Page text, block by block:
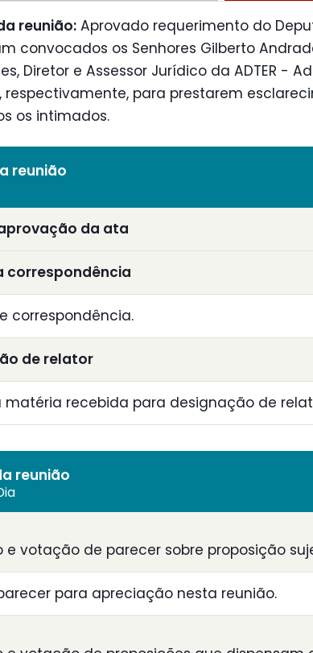
reunião: Aprovado requerimento do
convocados os Senhores Gilberto
Diretor e Assessor Jurídico da ADTER -
respectivamente, para prestarem
os intimados.
reunião
da ata
correspondência
correspondência.
de relator
matéria recebida para designação de
reunião
e votação de parecer sobre proposição
para apreciação nesta reunião.